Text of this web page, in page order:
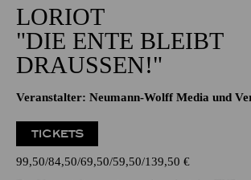
14:30 - 17:15
Alfried Krupp Saal
LORIOT
"DIE ENTE BLEIBT
Veranstalter: Neumann-Wolff Media und